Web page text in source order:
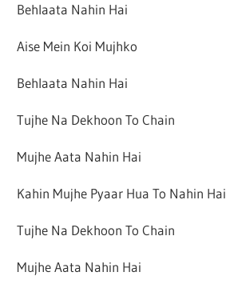
Behlaata Nahin Hai
Aise Mein Koi Mujhko
Behlaata Nahin Hai
Tujhe Na Dekhoon To Chain
Mujhe Aata Nahin Hai
Kahin Mujhe Pyaar Hua To Nahin Hai
Tujhe Na Dekhoon To Chain
Mujhe Aata Nahin Hai